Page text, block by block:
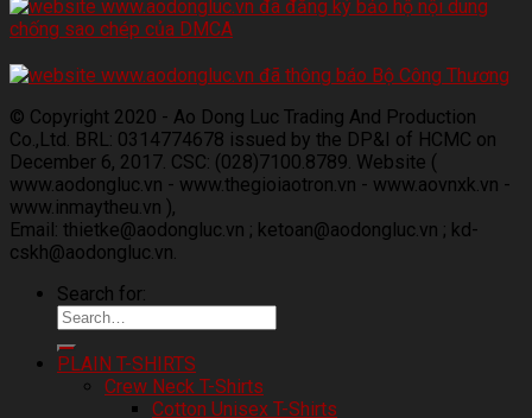
© Copyright 2020 - Ao Dong Luc Trading And Production
Co.,Ltd. BRL: 0314774678 issued by the DP&I of HCMC on
December 6, 2017. CSC: (028)7100.8789. Website (
www.aodongluc.vn - www.thegioiaotron.vn - www.aovnxk.vn -
www.inmaytheu.vn ),
Email: thietke@aodongluc.vn ; ketoan@aodongluc.vn ; kd-
cskh@aodongluc.vn.
Search for:
PLAIN T-SHIRTS
Crew Neck T-Shirts
Cotton Unisex T-Shirts